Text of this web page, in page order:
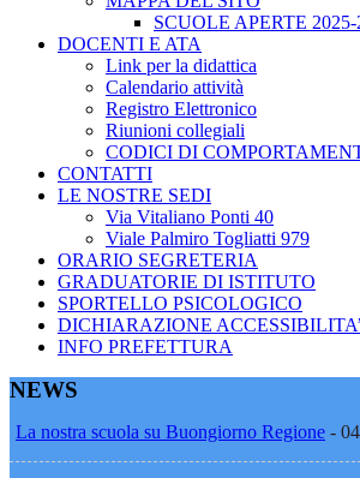
SCUOLE APERTE 2025-
DOCENTI E ATA
Link per la didattica
Calendario attività
Registro Elettronico
Riunioni collegiali
CODICI DI
CONTATTI
LE NOSTRE SEDI
Via Vitaliano Ponti 40
Viale Palmiro Togliatti 979
ORARIO SEGRETERIA
GRADUATORIE DI ISTITUTO
SPORTELLO PSICOLOGICO
DICHIARAZIONE
INFO PREFETTURA
NEWS
La nostra scuola su Buongiorno Regione -